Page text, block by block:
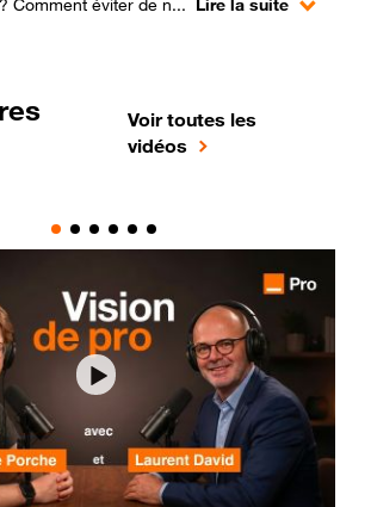
Comment éviter de n... Lire la suite
Voir toutes les
vidéos